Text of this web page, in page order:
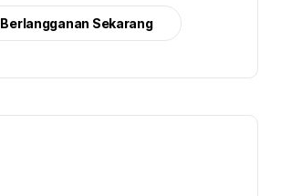
Berlangganan Sekarang